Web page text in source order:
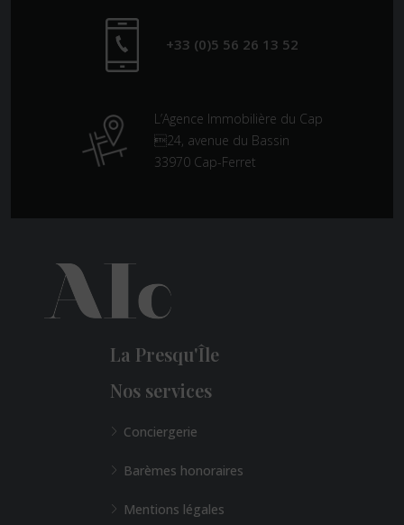
+33 (0)5 56 26 13 52
L’Agence Immobilière du Cap
24, avenue du Bassin
33970 Cap-Ferret
La Presqu'Île
Nos services
Conciergerie
Barèmes honoraires
Mentions légales